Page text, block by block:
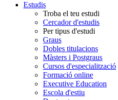
Estudis
Troba el teu estudi
Cercador d'estudis
Per tipus d'estudi
Graus
Dobles titulacions
Màsters i Postgraus
Cursos d'especialització
Formació online
Executive Education
Escola d'estiu